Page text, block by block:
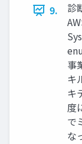
9.
診
事
キ
キ
度
で
な